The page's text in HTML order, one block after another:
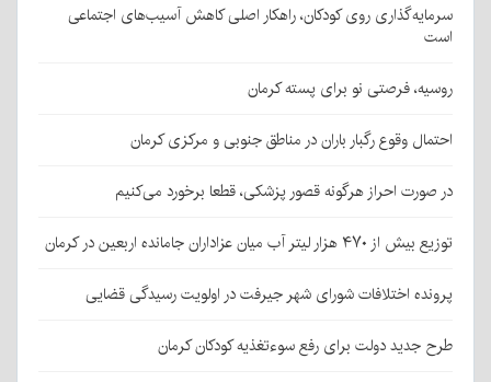
سرمایه‌گذاری روی کودکان، راهکار اصلی کاهش آسیب‌های اجتماعی
است
روسیه، فرصتی نو برای پسته کرمان
احتمال وقوع رگبار باران در مناطق جنوبی و مرکزی کرمان
در صورت احراز هرگونه قصور پزشکی، قطعا برخورد می‌کنیم
توزیع بیش از ۴۷۰ هزار لیتر آب میان عزاداران جامانده اربعین در کرمان
پرونده اختلافات شورای شهر جیرفت در اولویت رسیدگی قضایی
طرح جدید دولت برای رفع سوءتغذیه کودکان کرمان